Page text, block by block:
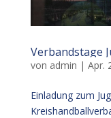
Verbandstage
von admin | Apr.
Einladung zum